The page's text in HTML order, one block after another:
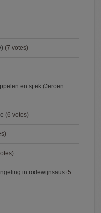
(7 votes)
en spek (Jeroen
(6 votes)
in rodewijnsaus (5